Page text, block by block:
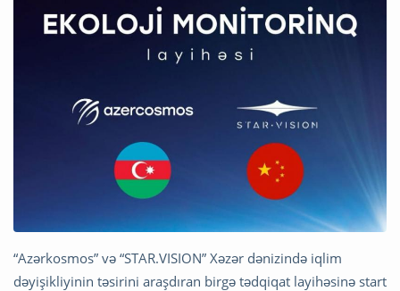
“Azərkosmos” və “STAR.VISION” Xəzər dənizində iqlim
dəyişikliyinin təsirini araşdıran birgə tədqiqat layihəsinə start